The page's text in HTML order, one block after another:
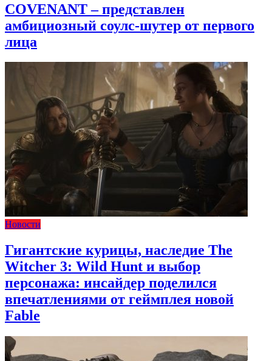
COVENANT – представлен
амбициозный соулс-шутер от первого
лица
Новости
Гигантские курицы, наследие The
Witcher 3: Wild Hunt и выбор
персонажа: инсайдер поделился
впечатлениями от геймплея новой
Fable